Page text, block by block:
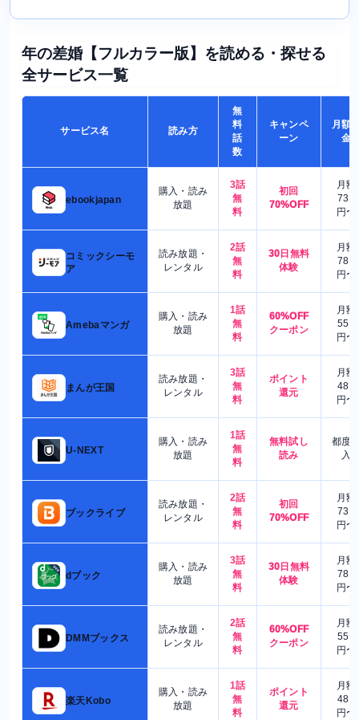
年の差婚【フルカラー版】を読める・探せる
全サービス一覧
サービス名 読み方
無
料
話
数
キャンペ
ーン
月額
金
ebookjapan
購入・読み
放題
3話
無
料
初回
70%OFF
月額
730
円〜
コミックシーモ
ア
読み放題・
レンタル
2話
無
料
30日無料
体験
月額
780
円〜
Amebaマンガ
購入・読み
放題
1話
無
料
60%OFF
クーポン
月額
550
円〜
まんが王国
読み放題・
レンタル
3話
無
料
ポイント
還元
月額
480
円〜
U-NEXT
購入・読み
放題
1話
無
料
無料試し
読み
都度
入
ブックライブ
読み放題・
レンタル
2話
無
料
初回
70%OFF
月額
730
円〜
dブック
購入・読み
放題
3話
無
料
30日無料
体験
月額
780
円〜
DMMブックス
読み放題・
レンタル
2話
無
料
60%OFF
クーポン
月額
550
円〜
楽天Kobo
購入・読み
放題
1話
無
料
ポイント
還元
月額
480
円〜